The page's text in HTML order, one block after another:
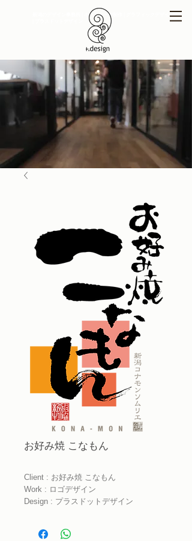
新潟のデザイン事務所 | ホームページ制作 | グラフィックデザイン
お好み焼 こなもん
Client : お好み焼 こなもん
Work : ロゴデザイン
Design : プラスドットデザイン